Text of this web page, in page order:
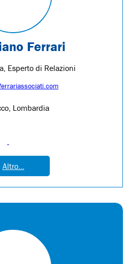
Ferrari
Esperto di Relazioni
Lombardia
Altro...